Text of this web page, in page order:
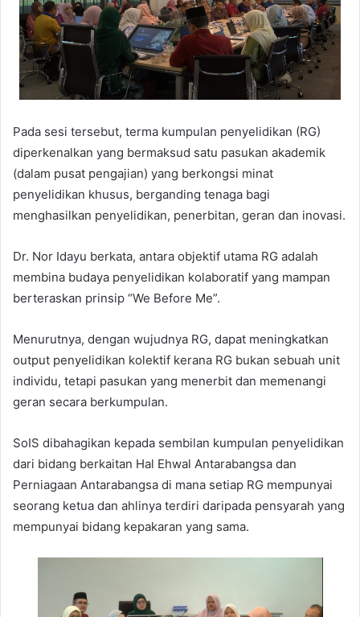
Pada sesi tersebut, terma kumpulan penyelidikan (RG)
diperkenalkan yang bermaksud satu pasukan akademik
(dalam pusat pengajian) yang berkongsi minat
penyelidikan khusus, berganding tenaga bagi
menghasilkan penyelidikan, penerbitan, geran dan inovasi.
Dr. Nor Idayu berkata, antara objektif utama RG adalah
membina budaya penyelidikan kolaboratif yang mampan
berteraskan prinsip “We Before Me”.
Menurutnya, dengan wujudnya RG, dapat meningkatkan
output penyelidikan kolektif kerana RG bukan sebuah unit
individu, tetapi pasukan yang menerbit dan memenangi
geran secara berkumpulan.
SoIS dibahagikan kepada sembilan kumpulan penyelidikan
dari bidang berkaitan Hal Ehwal Antarabangsa dan
Perniagaan Antarabangsa di mana setiap RG mempunyai
seorang ketua dan ahlinya terdiri daripada pensyarah yang
mempunyai bidang kepakaran yang sama.